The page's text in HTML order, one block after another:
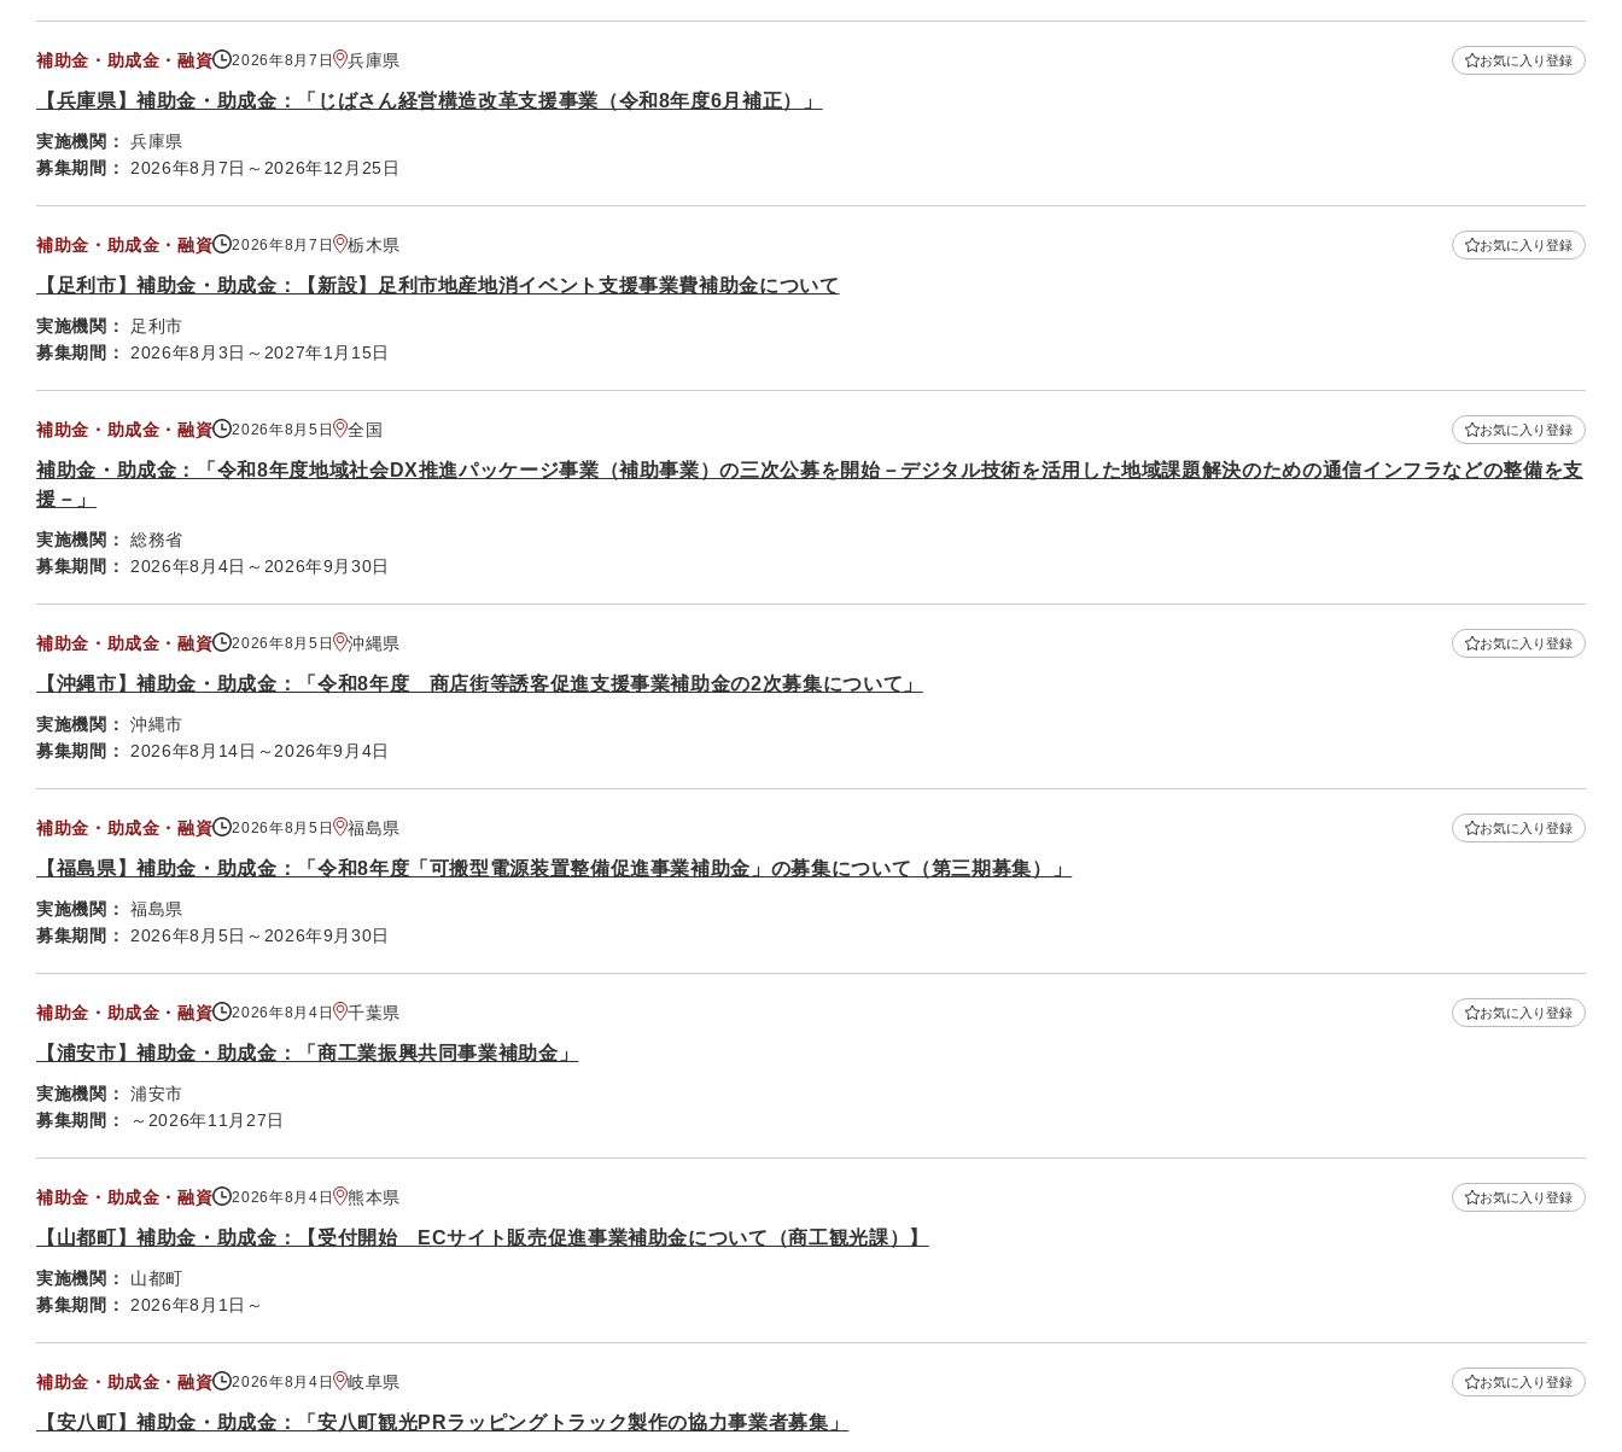
補助金・助成金・融資 2026年8月7日 兵庫県 お気に入り登録
【兵庫県】補助金・助成金：「じばさん経営構造改革支援事業（令和8年度6月補正）」
実施機関：
兵庫県
募集期間：
2026年8月7日～2026年12月25日
補助金・助成金・融資 2026年8月7日 栃木県 お気に入り登録
【足利市】補助金・助成金：【新設】足利市地産地消イベント支援事業費補助金について
実施機関：
足利市
募集期間：
2026年8月3日～2027年1月15日
補助金・助成金・融資 2026年8月5日 全国 お気に入り登録
補助金・助成金：「令和8年度地域社会DX推進パッケージ事業（補助事業）の三次公募を開始－デジタル技術を活用した地域課題解決のための通信インフラなどの整備を支
援－」
実施機関：
総務省
募集期間：
2026年8月4日～2026年9月30日
補助金・助成金・融資 2026年8月5日 沖縄県 お気に入り登録
【沖縄市】補助金・助成金：「令和8年度 商店街等誘客促進支援事業補助金の2次募集について」
実施機関：
沖縄市
募集期間：
2026年8月14日～2026年9月4日
補助金・助成金・融資 2026年8月5日 福島県 お気に入り登録
【福島県】補助金・助成金：「令和8年度「可搬型電源装置整備促進事業補助金」の募集について（第三期募集）」
実施機関：
福島県
募集期間：
2026年8月5日～2026年9月30日
補助金・助成金・融資 2026年8月4日 千葉県 お気に入り登録
【浦安市】補助金・助成金：「商工業振興共同事業補助金」
実施機関：
浦安市
募集期間：
～2026年11月27日
補助金・助成金・融資 2026年8月4日 熊本県 お気に入り登録
【山都町】補助金・助成金：【受付開始 ECサイト販売促進事業補助金について（商工観光課）】
実施機関：
山都町
募集期間：
2026年8月1日～
補助金・助成金・融資 2026年8月4日 岐阜県 お気に入り登録
【安八町】補助金・助成金：「安八町観光PRラッピングトラック製作の協力事業者募集」